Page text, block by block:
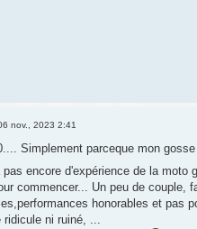
nov., 2023 2:41
Simplement parceque mon
encore d'expérience de la moto
commencer... Un peu de couple,
honorables et pas
ni ruiné, ...